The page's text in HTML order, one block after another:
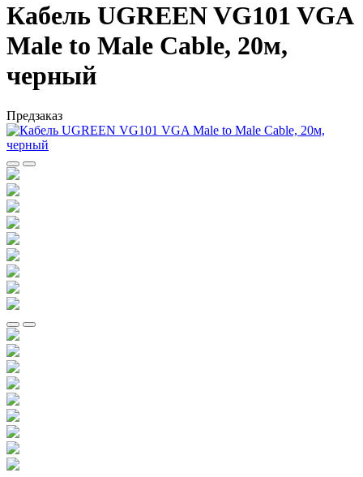
Кабель UGREEN VG101 VGA
Male to Male Cable, 20м,
черный
Предзаказ